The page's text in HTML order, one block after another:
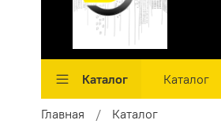
Каталог Каталог
Главная Каталог